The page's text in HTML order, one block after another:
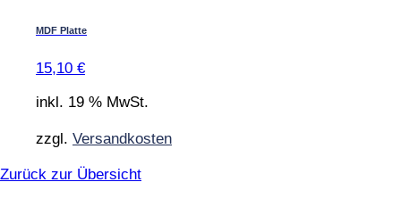
MDF Platte
15,10 €
inkl. 19 % MwSt.
zzgl. Versandkosten
Zurück zur Übersicht